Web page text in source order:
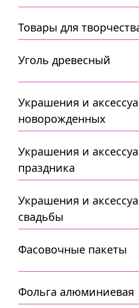
Товары для
Уголь древесный
Украшения и
новорожденных
Украшения и
праздника
Украшения и
свадьбы
Фасовочные пакеты
Фольга алюминиевая